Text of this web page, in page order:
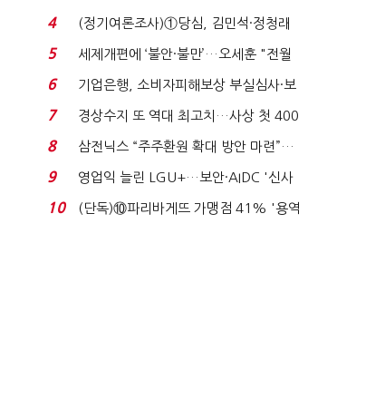
생법 위반 반복...
4
(정기여론조사)①당심, 김민석·정청래
'초접전'…대통령 ...
5
세제개편에 ‘불안·불만’…오세훈 "전월
세 구하기 더 ...
6
기업은행, 소비자피해보상 부실심사·보
이스피싱 공시 ...
7
경상수지 또 역대 최고치…사상 첫 400
억달러에 '3% 성...
8
삼전닉스 “주주환원 확대 방안 마련”…
로이터에 성명...
9
영업익 늘린 LGU+…보안·AIDC '신사
업 드라이브'...
10
(단독)⑩파리바게뜨 가맹점 41% '용역